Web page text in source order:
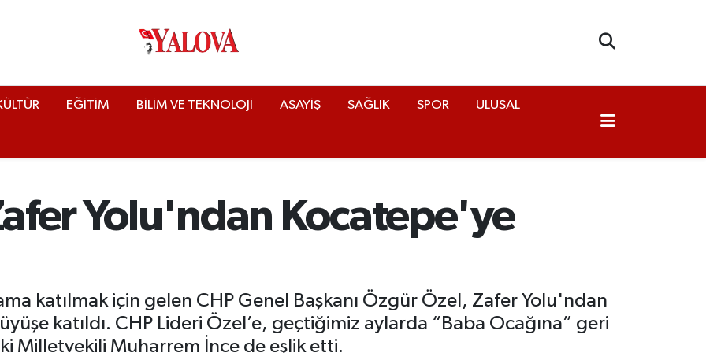
EĞİTİM BİLİM VE TEKNOLOJİ ASAYİŞ SAĞLIK SPOR ULUSAL
Yolu'ndan Kocatepe'ye
katılmak için gelen CHP Genel Başkanı Özgür Özel, Zafer Yolu'ndan
katıldı. CHP Lideri Özel’e, geçtiğimiz aylarda “Baba Ocağına” geri
Milletvekili Muharrem İnce de eşlik etti.